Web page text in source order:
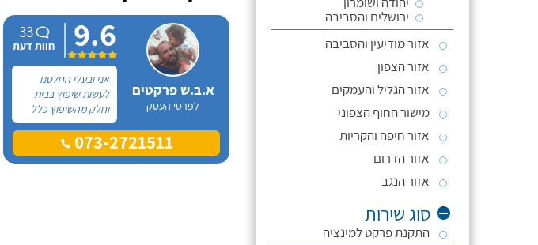
ירושלים והסביבה
אזור מודיעין והסביבה
אזור הצפון
אזור הגליל והעמקים
מישור החוף הצפוני
אזור חיפה והקריות
אזור הדרום
אזור הנגב
סוג שירות
התקנת פרקט למינציה
א.ב.ש פרקטים
לפרטי העסק
9.6
33
חוות דעת
אני ובעלי החלטנו
לעשות שיפוץ בבית
וחלק מהשיפוץ כלל
פרקט למינציה שיותקן
מעל הריצוף (הישן)
הקיים. קנינו את
073-2721511